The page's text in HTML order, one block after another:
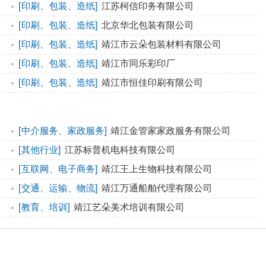
[印刷、包装、造纸] 江苏柯信印务有限公司
[印刷、包装、造纸] 北京华北包装有限公司
[印刷、包装、造纸] 靖江市云朵包装材料有限公司
[印刷、包装、造纸] 靖江市同乐彩印厂
[印刷、包装、造纸] 靖江市恒佳印刷有限公司
[中介服务、家政服务] 靖江金管家家政服务有限公司
[其他行业] 江苏标普机电科技有限公司
[互联网、电子商务] 靖江王上生物科技有限公司
[交通、运输、物流] 靖江万通船舶代理有限公司
[教育、培训] 靖江艺朵美术培训有限公司